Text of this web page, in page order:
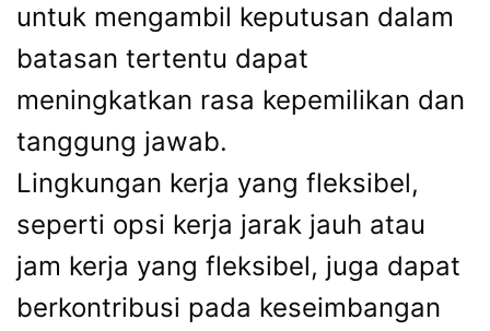
untuk mengambil keputusan dalam
batasan tertentu dapat
meningkatkan rasa kepemilikan dan
tanggung jawab.
Lingkungan kerja yang fleksibel,
seperti opsi kerja jarak jauh atau
jam kerja yang fleksibel, juga dapat
berkontribusi pada keseimbangan